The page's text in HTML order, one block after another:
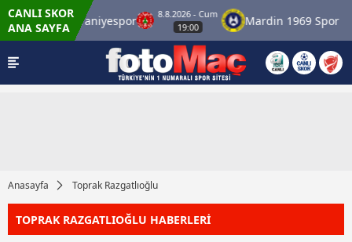
CANLI SKOR
ANA SAYFAÜmraniyespor
8.8.2026 - Cum
19:00
Mardin 1969 Spor
Anasayfa Toprak Razgatlıoğlu
TOPRAK RAZGATLIOĞLU HABERLERİ